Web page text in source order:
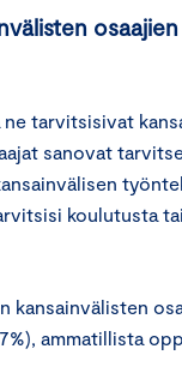
tarvitsisivat
sanovat
koulutusta
kansainvälisten
ammatillista